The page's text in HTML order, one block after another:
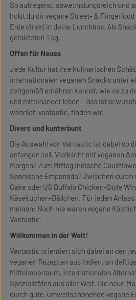
So aufregend, abwechslungsreich und
holst du dir vegane Street- &
Erde direkt in deine Lunchbox. Als
getakteten Tag.
Offen für Neues
Jede Kultur hat ihre kulinarischen
internationalen veganen Snacks unter
zeitgemäß ernähren kannst, wie es zu
und miteinander leben – das ist
wahrlich vantastic, finden wir.
Divers und kunterbunt
Die Auswahl von Vantastic ist dabei so
anfangen soll. Vielleicht mit veganen
Morgen? Zum Mittag Indische
Spanische Empanada? Zwischen
Cake oder US Buffalo Chicken-Style
Käsekuchen-Bällchen. Für jeden
meinen: Noch nie waren vegane
Vantastic.
Willkommen in der Welt!
Vantastic orientiert sich dabei an den
veganen Rezepten aus Indien, an
Mittelmeerraum, internationalen
Spezialitäten aus aller Welt. Die neue
durch gute, umweltschonende vegane